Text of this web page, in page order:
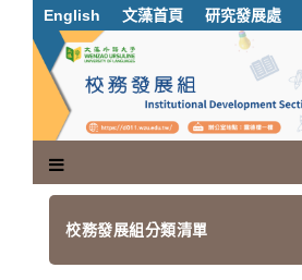
English 文藻首頁 研究發展處
校務發展組分類清單